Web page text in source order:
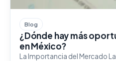
Blog
¿Dónde hay más
en México?
La Importancia del Mercado